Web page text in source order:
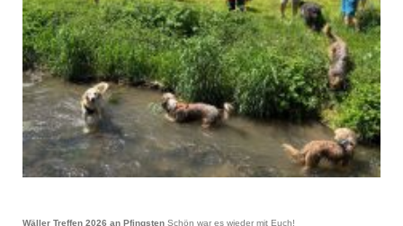
Wäller Treffen 2026 an Pfingsten Schön war es wieder mit Euch!